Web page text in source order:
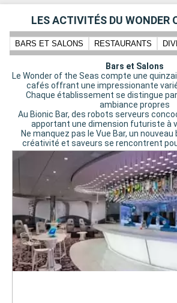
LES ACTIVITÉS DU WONDER
BARS ET SALONS RESTAURANTS
Bars et Salons
Le Wonder of the Seas compte une
cafés offrant une impressionante
Chaque établissement se distingue
ambiance propres
Au Bionic Bar, des robots serveurs
apportant une dimension futuriste à
Ne manquez pas le Vue Bar, un
créativité et saveurs se rencontrent